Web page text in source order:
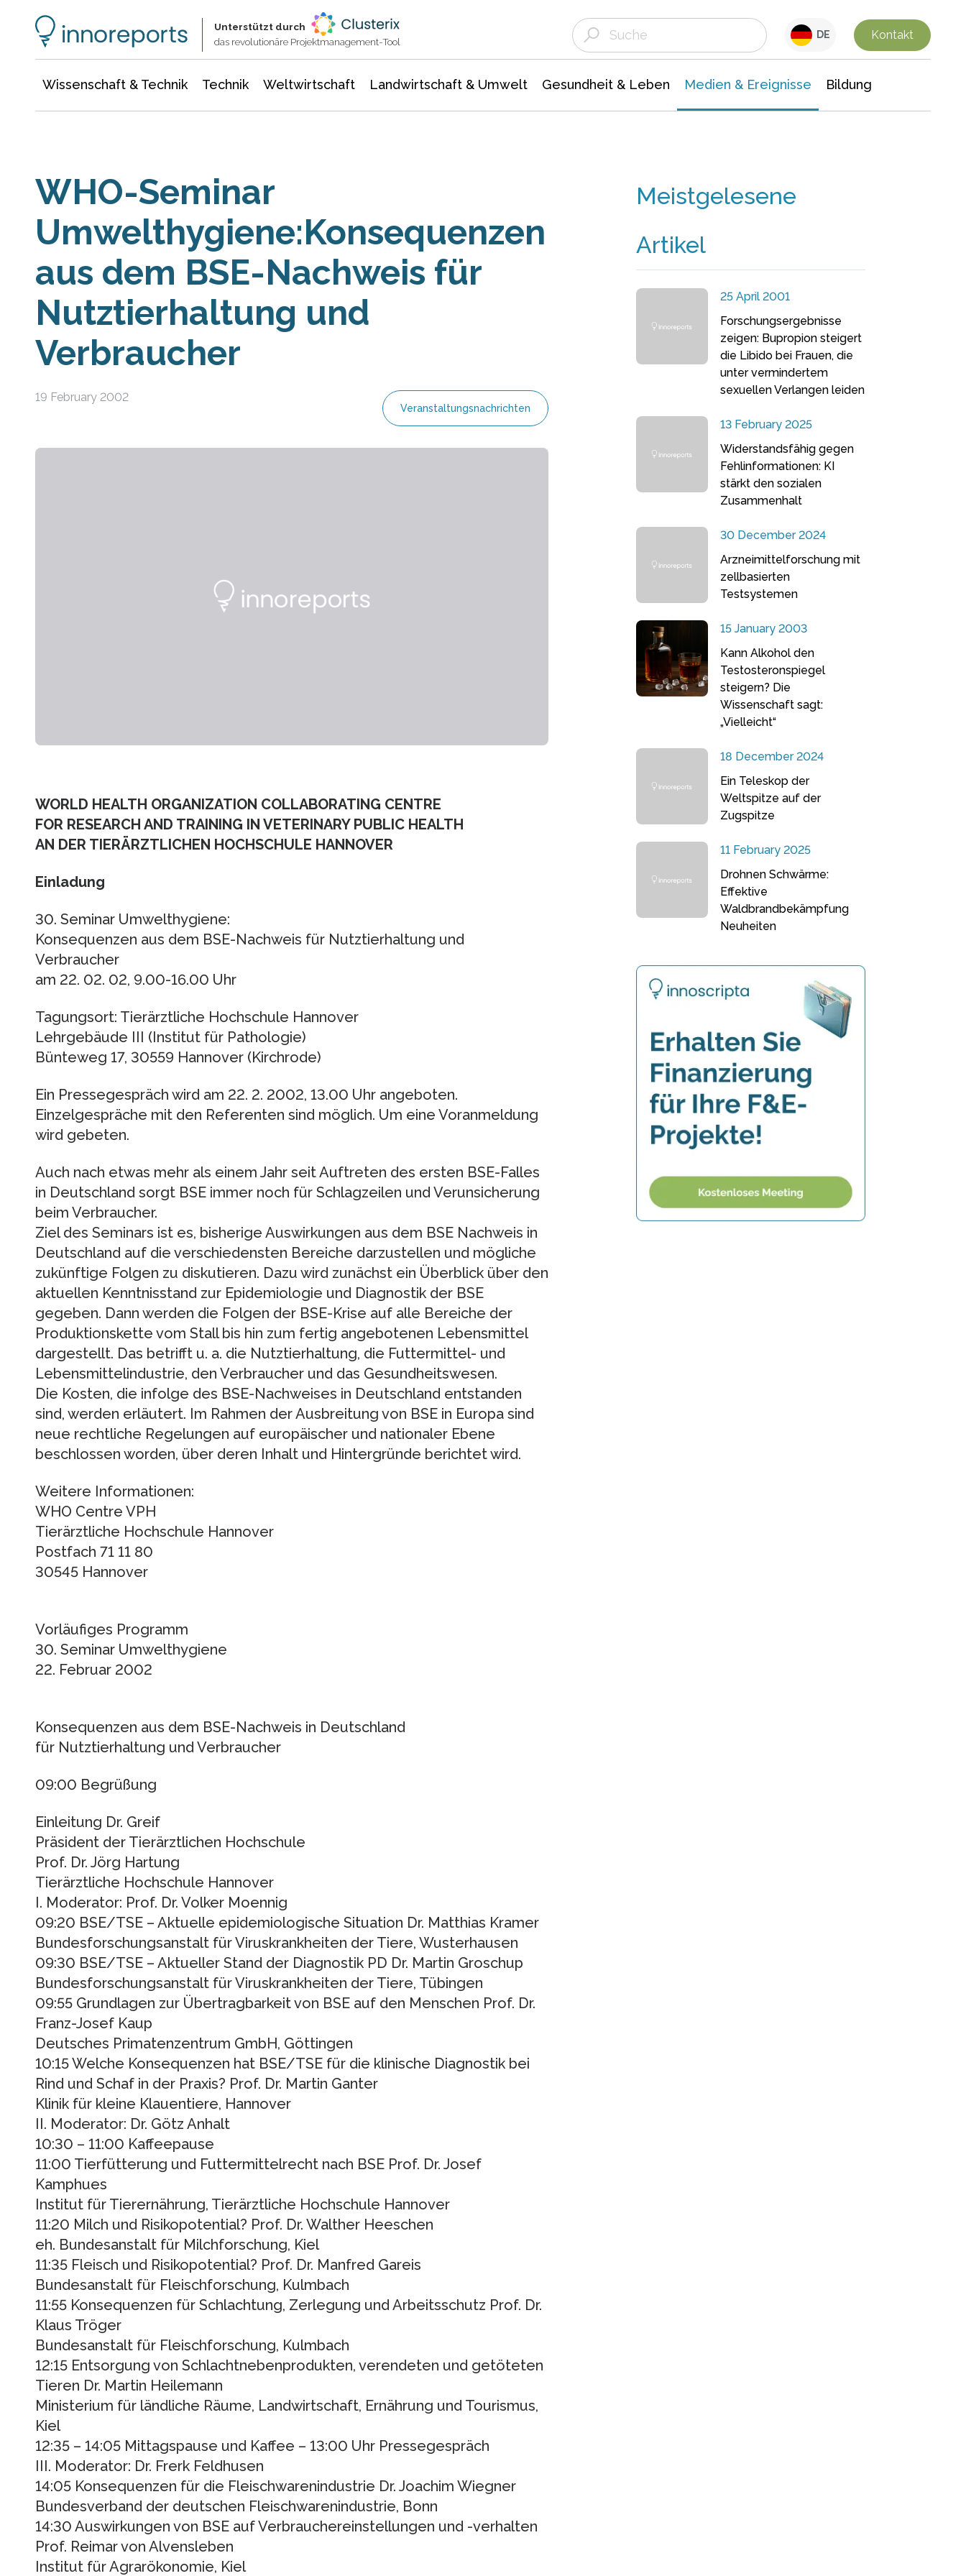
Unterstützt durch
das revolutionäre Projektmanagement-Tool
DE Kontakt
Wissenschaft & Technik Technik Weltwirtschaft Landwirtschaft & Umwelt Gesundheit & Leben Medien & Ereignisse Bildung
WHO-Seminar
Umwelthygiene:Konsequenzen
aus dem BSE-Nachweis für
Nutztierhaltung und
Verbraucher
19 February 2002
Veranstaltungsnachrichten
WORLD HEALTH ORGANIZATION COLLABORATING CENTRE
FOR RESEARCH AND TRAINING IN VETERINARY PUBLIC HEALTH
AN DER TIERÄRZTLICHEN HOCHSCHULE HANNOVER
Einladung
30. Seminar Umwelthygiene:
Konsequenzen aus dem BSE-Nachweis für Nutztierhaltung und
Verbraucher
am 22. 02. 02, 9.00-16.00 Uhr
Tagungsort: Tierärztliche Hochschule Hannover
Lehrgebäude III (Institut für Pathologie)
Bünteweg 17, 30559 Hannover (Kirchrode)
Ein Pressegespräch wird am 22. 2. 2002, 13.00 Uhr angeboten.
Einzelgespräche mit den Referenten sind möglich. Um eine Voranmeldung
wird gebeten.
Auch nach etwas mehr als einem Jahr seit Auftreten des ersten BSE-Falles
in Deutschland sorgt BSE immer noch für Schlagzeilen und Verunsicherung
beim Verbraucher.
Ziel des Seminars ist es, bisherige Auswirkungen aus dem BSE Nachweis in
Deutschland auf die verschiedensten Bereiche darzustellen und mögliche
zukünftige Folgen zu diskutieren. Dazu wird zunächst ein Überblick über den
aktuellen Kenntnisstand zur Epidemiologie und Diagnostik der BSE
gegeben. Dann werden die Folgen der BSE-Krise auf alle Bereiche der
Produktionskette vom Stall bis hin zum fertig angebotenen Lebensmittel
dargestellt. Das betrifft u. a. die Nutztierhaltung, die Futtermittel- und
Lebensmittelindustrie, den Verbraucher und das Gesundheitswesen.
Die Kosten, die infolge des BSE-Nachweises in Deutschland entstanden
sind, werden erläutert. Im Rahmen der Ausbreitung von BSE in Europa sind
neue rechtliche Regelungen auf europäischer und nationaler Ebene
beschlossen worden, über deren Inhalt und Hintergründe berichtet wird.
Weitere Informationen:
WHO Centre VPH
Tierärztliche Hochschule Hannover
Postfach 71 11 80
30545 Hannover
Vorläufiges Programm
30. Seminar Umwelthygiene
22. Februar 2002
Konsequenzen aus dem BSE-Nachweis in Deutschland
für Nutztierhaltung und Verbraucher
09:00 Begrüßung
Einleitung Dr. Greif
Präsident der Tierärztlichen Hochschule
Prof. Dr. Jörg Hartung
Tierärztliche Hochschule Hannover
I. Moderator: Prof. Dr. Volker Moennig
09:20 BSE/TSE – Aktuelle epidemiologische Situation Dr. Matthias Kramer
Bundesforschungsanstalt für Viruskrankheiten der Tiere, Wusterhausen
09:30 BSE/TSE – Aktueller Stand der Diagnostik PD Dr. Martin Groschup
Bundesforschungsanstalt für Viruskrankheiten der Tiere, Tübingen
09:55 Grundlagen zur Übertragbarkeit von BSE auf den Menschen Prof. Dr.
Franz-Josef Kaup
Deutsches Primatenzentrum GmbH, Göttingen
10:15 Welche Konsequenzen hat BSE/TSE für die klinische Diagnostik bei
Rind und Schaf in der Praxis? Prof. Dr. Martin Ganter
Klinik für kleine Klauentiere, Hannover
II. Moderator: Dr. Götz Anhalt
10:30 – 11:00 Kaffeepause
11:00 Tierfütterung und Futtermittelrecht nach BSE Prof. Dr. Josef
Kamphues
Institut für Tierernährung, Tierärztliche Hochschule Hannover
11:20 Milch und Risikopotential? Prof. Dr. Walther Heeschen
eh. Bundesanstalt für Milchforschung, Kiel
11:35 Fleisch und Risikopotential? Prof. Dr. Manfred Gareis
Bundesanstalt für Fleischforschung, Kulmbach
11:55 Konsequenzen für Schlachtung, Zerlegung und Arbeitsschutz Prof. Dr.
Klaus Tröger
Bundesanstalt für Fleischforschung, Kulmbach
12:15 Entsorgung von Schlachtnebenprodukten, verendeten und getöteten
Tieren Dr. Martin Heilemann
Ministerium für ländliche Räume, Landwirtschaft, Ernährung und Tourismus,
Kiel
12:35 – 14:05 Mittagspause und Kaffee – 13:00 Uhr Pressegespräch
III. Moderator: Dr. Frerk Feldhusen
14:05 Konsequenzen für die Fleischwarenindustrie Dr. Joachim Wiegner
Bundesverband der deutschen Fleischwarenindustrie, Bonn
14:30 Auswirkungen von BSE auf Verbrauchereinstellungen und -verhalten
Prof. Reimar von Alvensleben
Institut für Agrarökonomie, Kiel
Meistgelesene
Artikel
25 April 2001
Forschungsergebnisse
zeigen: Bupropion steigert
die Libido bei Frauen, die
unter vermindertem
sexuellen Verlangen leiden
13 February 2025
Widerstandsfähig gegen
Fehlinformationen: KI
stärkt den sozialen
Zusammenhalt
30 December 2024
Arzneimittelforschung mit
zellbasierten
Testsystemen
15 January 2003
Kann Alkohol den
Testosteronspiegel
steigern? Die
Wissenschaft sagt:
„Vielleicht“
18 December 2024
Ein Teleskop der
Weltspitze auf der
Zugspitze
11 February 2025
Drohnen Schwärme:
Effektive
Waldbrandbekämpfung
Neuheiten